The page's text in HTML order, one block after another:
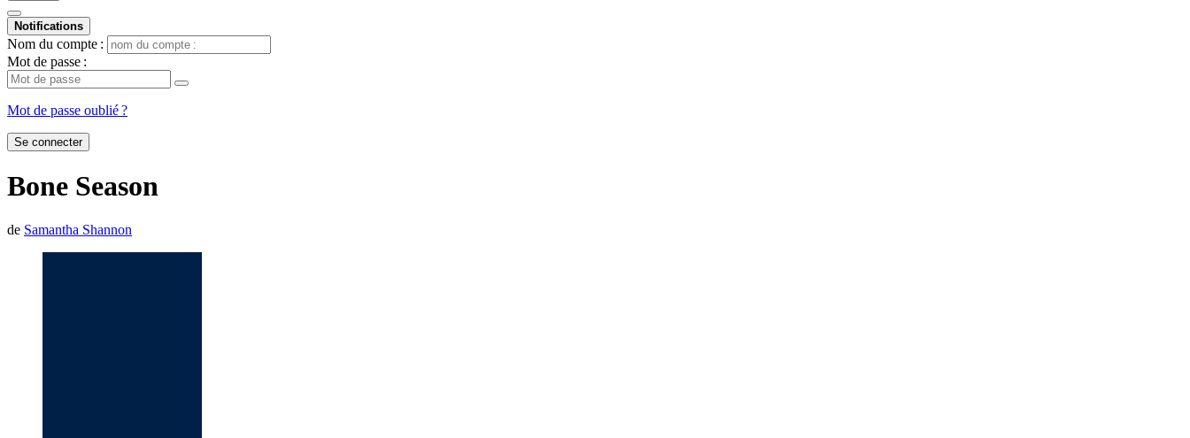
Notifications
Nom du compte :
Mot de passe :
Mot de passe oublié ?
Se connecter
Bone Season
de Samantha Shannon